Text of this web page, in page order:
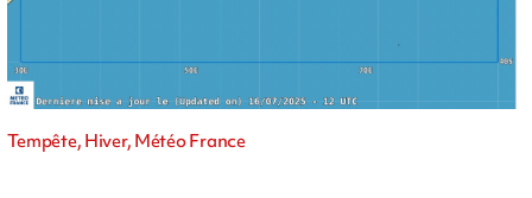
Tempête, Hiver, Météo France